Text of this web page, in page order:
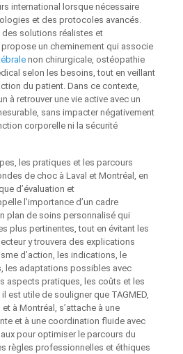
international lorsque nécessaire
et des protocoles avancés.
des solutions réalistes et
un cheminement qui associe
non chirurgicale, ostéopathie
selon les besoins, tout en veillant
du patient. Dans ce contexte,
à retrouver une vie active avec un
sans impacter négativement
corporelle ni la sécurité
les pratiques et les parcours
de choc à Laval et Montréal, en
d’évaluation et
l’importance d’un cadre
plan de soins personnalisé qui
plus pertinentes, tout en évitant les
y trouvera des explications
d’action, les indications, le
les adaptations possibles avec
aspects pratiques, les coûts et les
est utile de souligner que TAGMED,
à Montréal, s’attache à une
et à une coordination fluide avec
pour optimiser le parcours du
règles professionnelles et éthiques